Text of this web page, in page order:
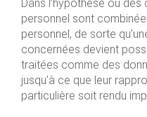
Dans l’hypothèse où
personnel sont
personnel, de sorte
concernées devient
traitées comme des
jusqu’à ce que leur
particulière soit rendu